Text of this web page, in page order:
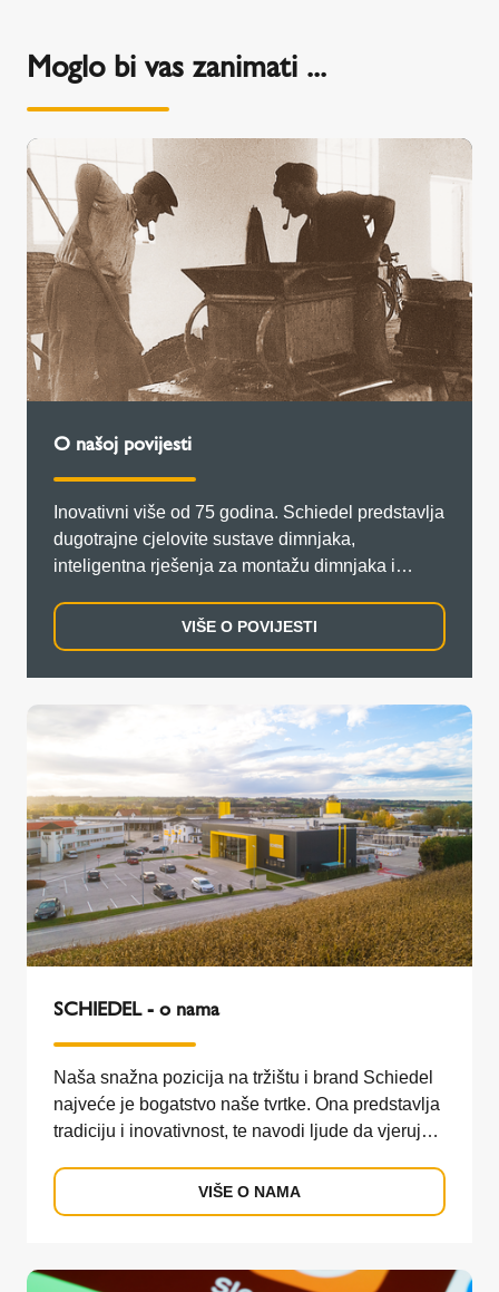
Moglo bi vas zanimati ...
O našoj povijesti
Inovativni više od 75 godina. Schiedel predstavlja
dugotrajne cjelovite sustave dimnjaka,
inteligentna rješenja za montažu dimnjaka i
VIŠE O POVIJESTI
SCHIEDEL - o nama
Naša snažna pozicija na tržištu i brand Schiedel
najveće je bogatstvo naše tvrtke. Ona predstavlja
tradiciju i inovativnost, te navodi ljude da vjeruju u
VIŠE O NAMA